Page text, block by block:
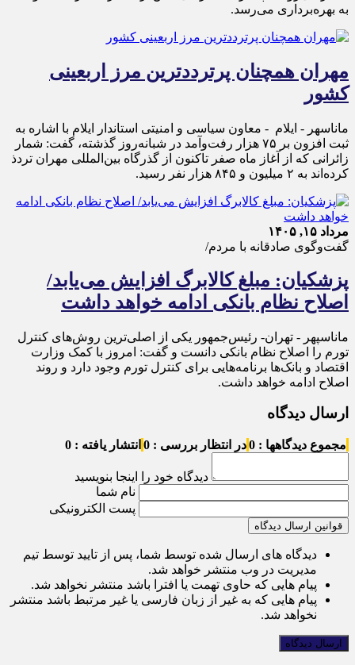
به بهره‌برداری می‌رسد.
مهران همچنان پرترددترین مرز اربعینی
کشور
ماناسهر - ایلام - معاون سیاسی و امنیتی استاندار ایلام با اشاره به
ثبت افزون بر ۷۵ هزار رفت‌وآمد در شبانه‌روز گذشته، گفت: شمار
زائرانی که از آغاز ماه صفر تاکنون از گذرگاه بین‌المللی مهران تردذ
کرده‌اند به ۲ میلیون و ۸۴۵ هزار نفر رسید.
مرداد ۱۵, ۱۴۰۵
گفت‌وگوی صادقانه با مردم/
پزشکیان: مبلغ کالابرگ افزایش می‌یابد/
اصلاح نظام بانکی ادامه خواهد داشت
ماناسپهر - تهران- رئیس‌جمهور یکی از اصلی‌ترین روش‌های کنترل
تورم را اصلاح نظام بانکی دانست و گفت: امروز با کمک وزارت
اقتصاد و بانک‌ها برنامه‌هایی برای کنترل تورم وجود دارد و روند
اصلاح ادامه خواهد داشت.
ارسال دیدگاه
مجموع دیدگاهها : 0 در انتظار بررسی : 0 انتشار یافته : 0
دیدگاه خود را اینجا بنویسید
نام شما
پست الکترونیکی
قوانین ارسال دیدگاه
دیدگاه های ارسال شده توسط شما، پس از تایید توسط تیم
مدیریت در وب منتشر خواهد شد.
پیام هایی که حاوی تهمت یا افترا باشد منتشر نخواهد شد.
پیام هایی که به غیر از زبان فارسی یا غیر مرتبط باشد منتشر
نخواهد شد.